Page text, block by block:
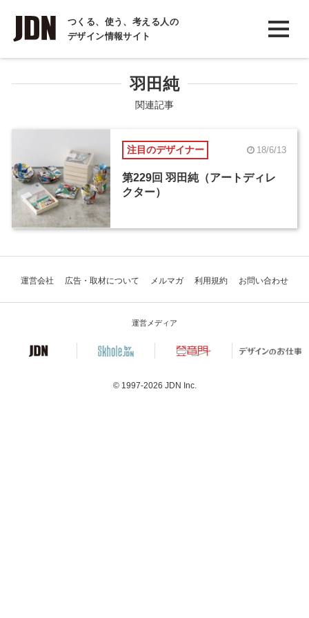
つくる、使う、考える人の
デザイン情報サイト
INTERVIEW
インタビュー
COLUMN
コラム
羽田純
関連記事
注目のデザイナー 18/6/13
第229回 羽田純（アートディレ
クター）
運営会社 広告・取材について メルマガ 利用規約 お問い合わせ
運営メディア
© 1997-2026 JDN Inc.